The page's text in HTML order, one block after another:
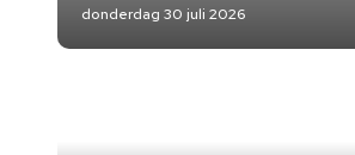
donderdag 30 juli 2026